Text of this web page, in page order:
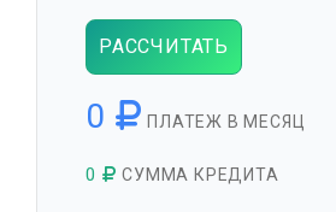
РАССЧИТАТЬ
0 ПЛАТЕЖ В МЕСЯЦ
0 СУММА КРЕДИТА